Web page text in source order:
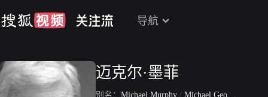
导航
迈克尔·墨菲
别名： Michael Murphy / Michael George Murphy